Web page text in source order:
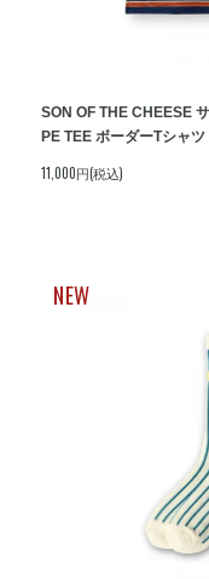
SON OF THE CHEESE
PE TEE ボーダーTシャ
11,000円(税込)
NEW